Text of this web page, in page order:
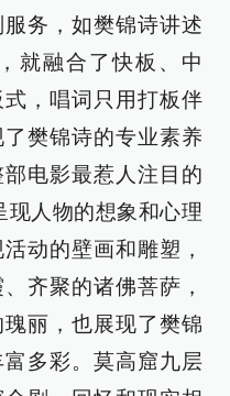
务，如樊锦诗讲述
就融合了快板、中
，唱词只用打板伴
樊锦诗的专业素养
电影最惹人注目的
现人物的想象和心理
动的壁画和雕塑，
齐聚的诸佛菩萨，
丽，也展现了樊锦
多彩。莫高窟九层